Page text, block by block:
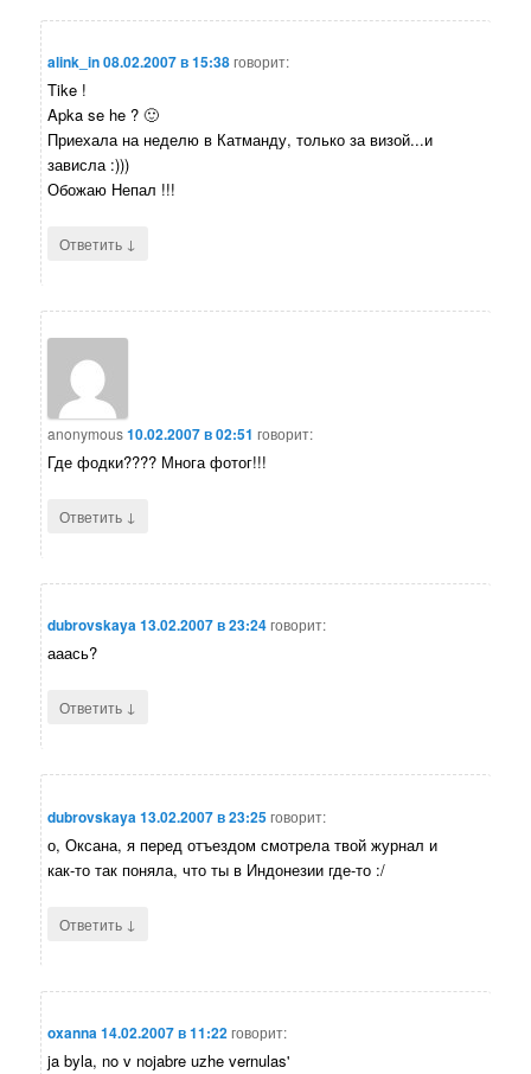
alink_in08.02.2007 в 15:38говорит:
Tike !
Apka se he ? 🙂
Приехала на неделю в Катманду, только за визой...и
зависла :)))
Обожаю Непал !!!
Ответить ↓
anonymous10.02.2007 в 02:51 говорит:
Где фодки???? Многа фотог!!!
Ответить ↓
dubrovskaya13.02.2007 в 23:24говорит:
ааась?
Ответить ↓
dubrovskaya 13.02.2007 в 23:25говорит:
о, Оксана, я перед отъездом смотрела твой журнал и
как-то так поняла, что ты в Индонезии где-то :/
Ответить ↓
oxanna14.02.2007 в 11:22говорит:
ja byla, no v nojabre uzhe vernulas'